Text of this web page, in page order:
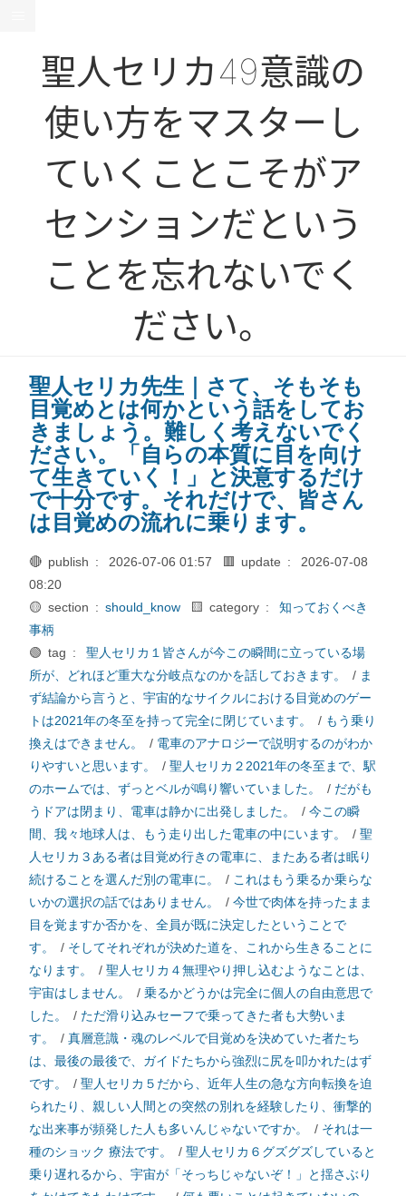
聖人セリカ49意識の
使い方をマスターし
ていくことこそがア
センションだという
ことを忘れないでく
ださい。
聖人セリカ先生｜さて、そもそも
目覚めとは何かという話をしてお
きましょう。難しく考えないでく
ださい。「自らの本質に目を向け
て生きていく！」と決意するだけ
で十分です。それだけで、皆さん
は目覚めの流れに乗ります。
🔴 publish : 2026-07-06 01:57 🟥 update :
2026-07-08
08:20
🟡 section : should_know 🟨 category :
知っておくべき
事柄
🟢 tag :
聖人セリカ１皆さんが今この瞬間に立っている場
所が、どれほど重大な分岐点なのかを話しておきます。
/ ま
ず結論から言うと、宇宙的なサイクルにおける目覚めのゲー
トは2021年の冬至を持って完全に閉じています。
/ もう乗り
換えはできません。
/ 電車のアナロジーで説明するのがわか
りやすいと思います。
/ 聖人セリカ２2021年の冬至まで、駅
のホームでは、ずっとベルが鳴り響いていました。
/ だがも
うドアは閉まり、電車は静かに出発しました。
/ 今この瞬
間、我々地球人は、もう走り出した電車の中にいます。
/ 聖
人セリカ３ある者は目覚め行きの電車に、またある者は眠り
続けることを選んだ別の電車に。
/ これはもう乗るか乗らな
いかの選択の話ではありません。
/ 今世で肉体を持ったまま
目を覚ますか否かを、全員が既に決定したということで
す。
/ そしてそれぞれが決めた道を、これから生きることに
なります。
/ 聖人セリカ４無理やり押し込むようなことは、
宇宙はしません。
/ 乗るかどうかは完全に個人の自由意思で
した。
/ ただ滑り込みセーフで乗ってきた者も大勢いま
す。
/ 真層意識・魂のレベルで目覚めを決めていた者たち
は、最後の最後で、ガイドたちから強烈に尻を叩かれたはず
です。
/ 聖人セリカ５だから、近年人生の急な方向転換を迫
られたり、親しい人間との突然の別れを経験したり、衝撃的
な出来事が頻発した人も多いんじゃないですか。
/ それは一
種のショック 療法です。
/ 聖人セリカ６グズグズしていると
乗り遅れるから、宇宙が「そっちじゃないぞ！」と揺さぶり